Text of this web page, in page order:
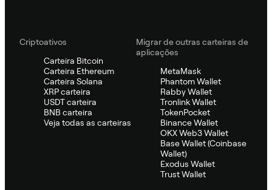
Criptoativos
Carteira Bitcoin
Carteira Ethereum
Carteira Solana
XRP carteira
USDT carteira
BNB carteira
Veja todas as carteiras
Migrar de outras carteiras de
aplicações
MetaMask
Phantom Wallet
Rabby Wallet
Tronlink Wallet
TokenPocket
Binance Wallet
OKX Web3 Wallet
Base Wallet (Coinbase
Wallet)
Exodus Wallet
Trust Wallet